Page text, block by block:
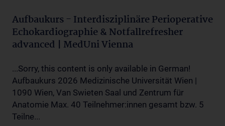
Aufbaukurs - Interdisziplinäre Perioperative
Echokardiographie & Notfallrefresher
advanced | MedUni Vienna
...Sorry, this content is only available in German!
Aufbaukurs 2026 Medizinische Universität Wien |
1090 Wien, Van Swieten Saal und Zentrum für
Anatomie Max. 40 Teilnehmer:innen gesamt bzw. 5
Teilne...